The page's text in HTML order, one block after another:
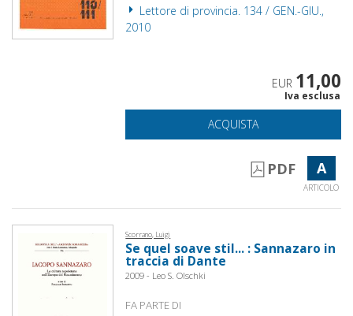
Lettore di provincia. 134 / GEN.-GIU.,
2010
EUR 11,00
Iva esclusa
ACQUISTA
PDF A
ARTICOLO
Scorrano, Luigi
Se quel soave stil... : Sannazaro in
traccia di Dante
2009 - Leo S. Olschki
FA PARTE DI